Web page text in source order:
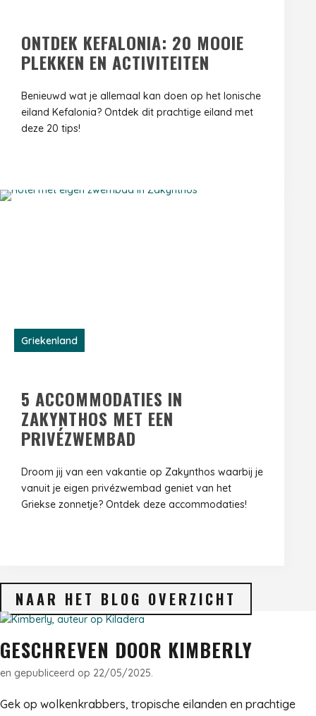
ONTDEK KEFALONIA: 20 MOOIE
PLEKKEN EN ACTIVITEITEN
Benieuwd wat je allemaal kan doen op het Ionische
eiland Kefalonia? Ontdek dit prachtige eiland met
deze 20 tips!
Griekenland
5 ACCOMMODATIES IN
ZAKYNTHOS MET EEN
PRIVÉZWEMBAD
Droom jij van een vakantie op Zakynthos waarbij je
vanuit je eigen privézwembad geniet van het
Griekse zonnetje? Ontdek deze accommodaties!
NAAR HET BLOG OVERZICHT
GESCHREVEN DOOR KIMBERLY
en gepubliceerd op 22/05/2025.
Gek op wolkenkrabbers, tropische eilanden en prachtige